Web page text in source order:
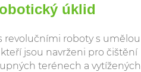
úklid
revolučními roboty s umělou
jsou navrženi pro čištění
terénech a vytížených